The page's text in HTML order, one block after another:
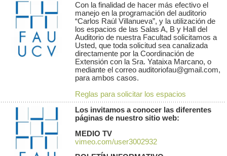
Con la finalidad de hacer más efectivo el
manejo en la programación del auditorio
“Carlos Raúl Villanueva”, y la utilización de
los espacios de las Salas A, B y Hall del
Auditorio de nuestra Facultad solicitamos a
Usted, que toda solicitud sea canalizada
directamente por la Coordinación de
Extensión con la Sra. Yataixa Marcano, o
mediante el correo auditoriofau@gmail.com,
para ambos casos.
Reglas para solicitar los espacios
Los invitamos a conocer las diferentes
páginas de nuestro sitio web:
MEDIO TV
vimeo.com/user3002932